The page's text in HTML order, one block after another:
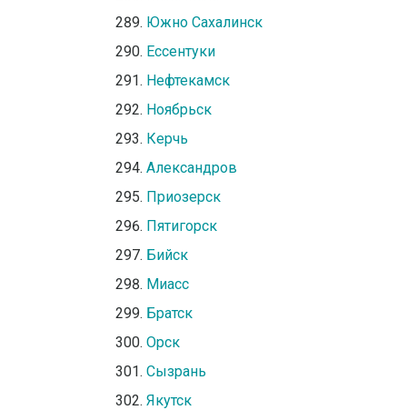
Южно Сахалинск
Ессентуки
Нефтекамск
Ноябрьск
Керчь
Александров
Приозерск
Пятигорск
Бийск
Миасс
Братск
Орск
Сызрань
Якутск